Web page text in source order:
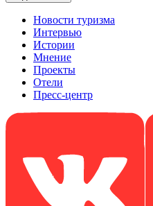
Новости туризма
Интервью
Истории
Мнение
Проекты
Отели
Пресс-центр